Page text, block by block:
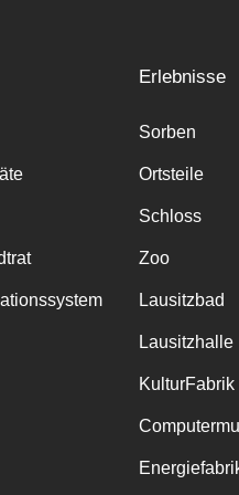
Erlebnisse
Sorben
Ortsteile
Schloss
Zoo
Lausitzbad
Lausitzhalle
KulturFabrik